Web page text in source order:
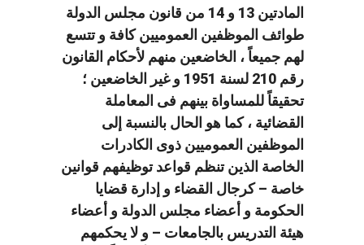
المادتين 13 و 14 من قانون مجلس الدولة
طوائف الموظفين العموميين كافة و تتسع
لهم جميعاً ، الخاضعين منهم لأحكام القانون
رقم 210 لسنة 1951 و غير الخاضعين ؛
تحقيقاً للمساواة بينهم فى المعاملة
القضائية ، كما هو الحال بالنسبة إلى
الموظفين العموميين ذوى الكادرات
الخاصة الذين تنظم قواعد توظيفهم قوانين
خاصة – كرجال القضاء و إدارة قضايا
الحكومة و أعضاء مجلس الدولة و أعضاء
هيئة التدريس بالجامعات – و لا يحكمهم